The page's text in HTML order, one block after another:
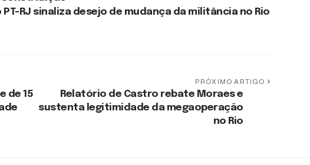
RJ sinaliza desejo de mudança da militância no Rio
de 15
PRÓXIMO ARTIGO
Relatório de Castro rebate Moraes e
sustenta legitimidade da megaoperação
no Rio